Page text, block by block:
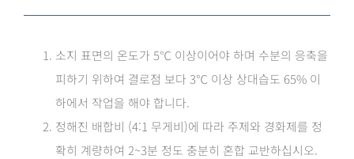
소지 표면의 온도가 5℃ 이상이어야 하며 수분의 응축을
피하기 위하여 결로점 보다 3℃ 이상 상대습도 65% 이
하에서 작업을 해야 합니다.
정해진 배합비 (4:1 무게비)에 따라 주제와 경화제를 정
확히 계량하여 2~3분 정도 충분히 혼합 교반하십시오.